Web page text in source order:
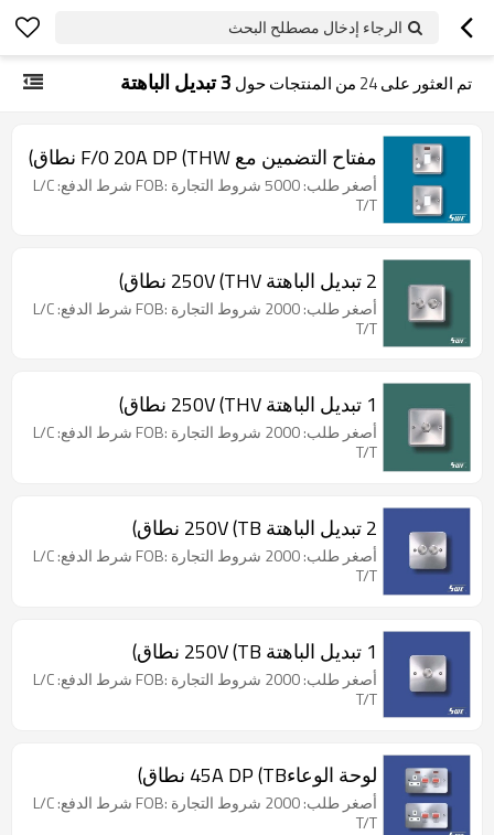
الرجاء إدخال مصطلح البحث
تم العثور على24 من المنتجات حول 3 تبديل الباهتة
مفتاح التضمين مع F/0 20A DP (THW نطاق)
أصغر طلب: 5000 شروط التجارة :FOB شرط الدفع: L/C
T/T
2 تبديل الباهتة 250V (THV نطاق)
أصغر طلب: 2000 شروط التجارة :FOB شرط الدفع: L/C
T/T
1 تبديل الباهتة 250V (THV نطاق)
أصغر طلب: 2000 شروط التجارة :FOB شرط الدفع: L/C
T/T
2 تبديل الباهتة 250V (TB نطاق)
أصغر طلب: 2000 شروط التجارة :FOB شرط الدفع: L/C
T/T
1 تبديل الباهتة 250V (TB نطاق)
أصغر طلب: 2000 شروط التجارة :FOB شرط الدفع: L/C
T/T
لوحة الوعاء45A DP (TB نطاق)
أصغر طلب: 2000 شروط التجارة :FOB شرط الدفع: L/C
T/T